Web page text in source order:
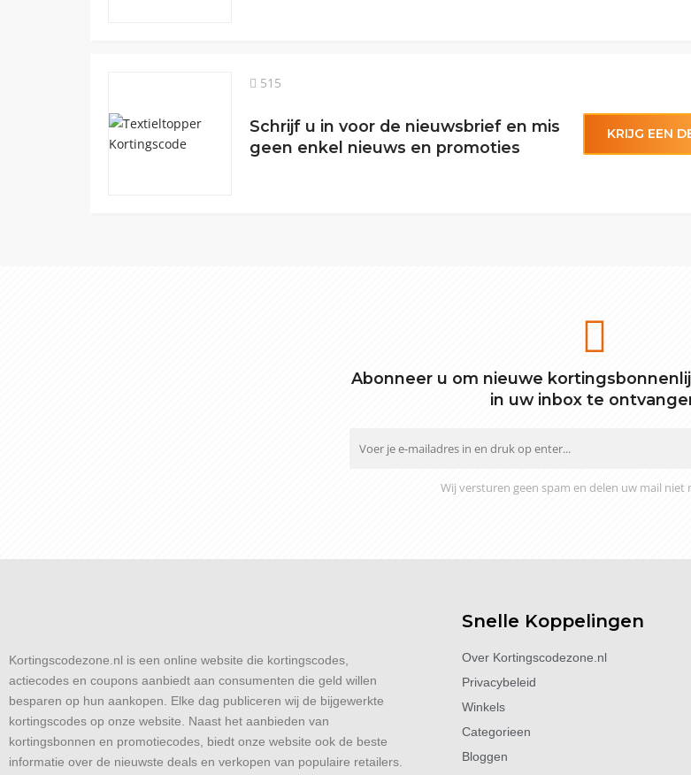
515
Schrijf u in voor de nieuwsbrief en mis
geen enkel nieuws en promoties
KRIJG EEN
Abonneer u om nieuwe
in uw inbox te
Wij versturen geen spam en delen uw mail niet
Kortingscodezone.nl is een online website die kortingscodes,
actiecodes en coupons aanbiedt aan consumenten die geld willen
besparen op hun aankopen. Elke dag publiceren wij de bijgewerkte
kortingscodes op onze website. Naast het aanbieden van
kortingsbonnen en promotiecodes, biedt onze website ook de beste
informatie over de nieuwste deals en verkopen van populaire retailers.
Snelle Koppelingen
Over Kortingscodezone.nl
Privacybeleid
Winkels
Categorieen
Bloggen